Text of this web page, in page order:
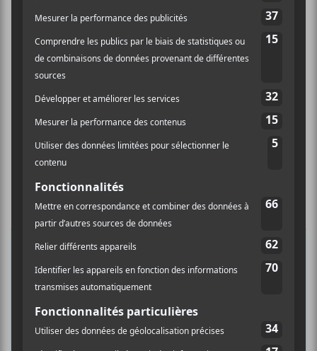
INSCRIPTION À L’INFOLETTRE
Ne manquez pas les dernières
nouvelles!
Auditif pour tout savoir de l’actualité
musicale, découvrir vos nouveaux
albums préférés et revivre les
concerts de la veille.
Prénom